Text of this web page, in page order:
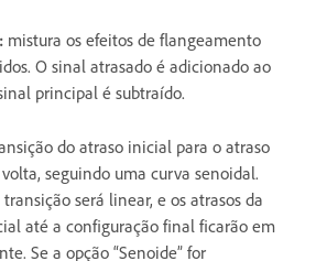
: mistura os efeitos de flangeamento
O sinal atrasado é adicionado ao
principal é subtraído.
do atraso inicial para o atraso
seguindo uma curva senoidal.
será linear, e os atrasos da
até a configuração final ficarão em
Se a opção “Senoide” for